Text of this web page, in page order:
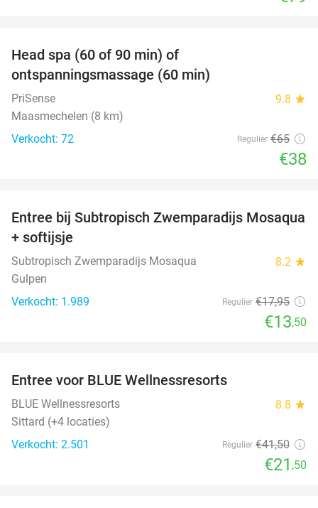
Head spa (60 of 90 min) of
ontspanningsmassage (60 min)
PriSense 9.8 star
Maasmechelen (8 km)
Verkocht: 72
Regulier €65
€38
25%
Entree bij Subtropisch Zwemparadijs Mosaqua
+ softijsje
Subtropisch Zwemparadijs Mosaqua 8.2 star
Gulpen
Verkocht: 1.989
Regulier €17,95
€13,50
Entree voor BLUE Wellnessresorts
BLUE Wellnessresorts 8.8 star
Sittard (+4 locaties)
Verkocht: 2.501
Regulier €41,50
€21 ,50